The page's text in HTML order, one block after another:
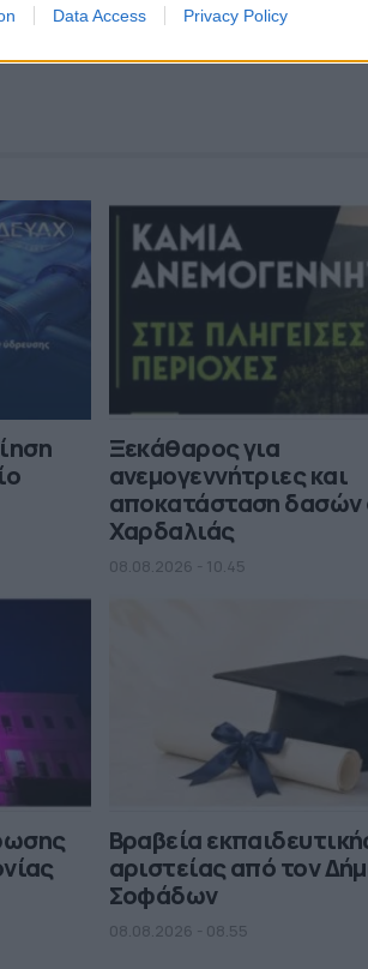
Data Access Privacy Policy
Ξεκάθαρος για
ανεμογεννήτριες και
αποκατάσταση δασών
Χαρδαλιάς
08.08.2026 - 10.45
Βραβεία
αριστείας από τον
Σοφάδων
08.08.2026 - 08.55